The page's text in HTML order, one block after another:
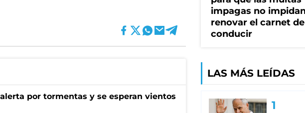
por tormentas y se esperan vientos
impagas no
renovar el carnet de
conducir
LAS MÁS LEÍDAS